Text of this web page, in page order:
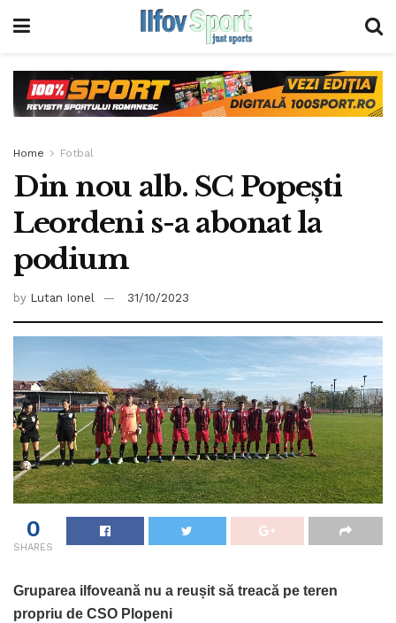
Home Fotbal
Din nou alb. SC Popești
Leordeni s-a abonat la
podium
by Lutan Ionel 31/10/2023
0
SHARES
Gruparea ilfoveană nu a reușit să treacă pe teren
propriu de CSO Plopeni